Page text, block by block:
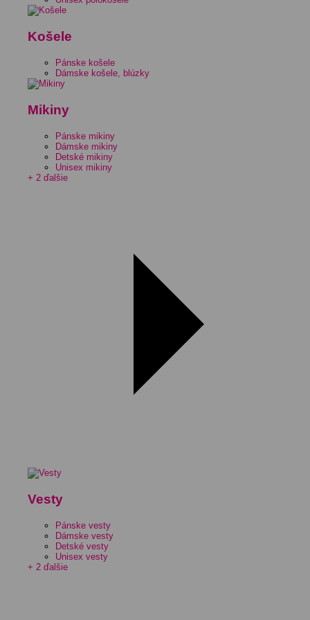
Košele
Pánske košele
Dámske košele, blúzky
Mikiny
Pánske mikiny
Dámske mikiny
Detské mikiny
Unisex mikiny
+ 2 ďalšie
Vesty
Pánske vesty
Dámske vesty
Detské vesty
Unisex vesty
+ 2 ďalšie